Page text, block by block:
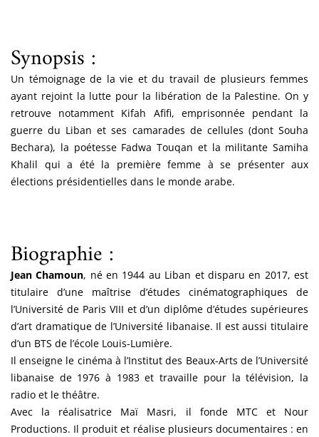
Synopsis :
Un témoignage de la vie et du travail de plusieurs femmes
ayant rejoint la lutte pour la libération de la Palestine. On y
retrouve notamment Kifah Afifi, emprisonnée pendant la
guerre du Liban et ses camarades de cellules (dont Souha
Bechara), la poétesse Fadwa Touqan et la militante Samiha
Khalil qui a été la première femme à se présenter aux
élections présidentielles dans le monde arabe.
Biographie :
Jean Chamoun, né en 1944 au Liban et disparu en 2017, est
titulaire d’une maîtrise d’études cinématographiques de
l’Université de Paris VIII et d’un diplôme d’études supérieures
d’art dramatique de l’Université libanaise. Il est aussi titulaire
d’un BTS de l’école Louis-Lumière.
Il enseigne le cinéma à l’Institut des Beaux-Arts de l’Université
libanaise de 1976 à 1983 et travaille pour la télévision, la
radio et le théâtre.
Avec la réalisatrice Maï Masri, il fonde MTC et Nour
Productions. Il produit et réalise plusieurs documentaires : en